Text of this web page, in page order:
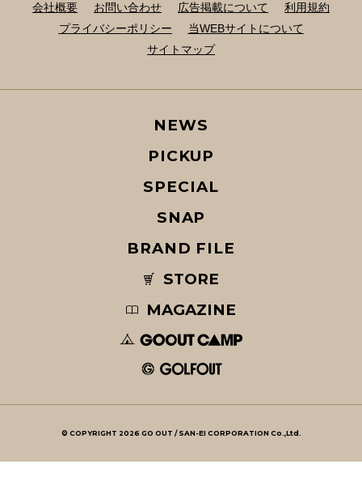
会社概要 お問い合わせ 広告掲載について
利用規約
プライバシーポリシー
当WEBサイトについて
サイトマップ
© COPYRIGHT 2026 GO OUT / SAN-EI CORPORATION Co.,Ltd.
NEWS
PICKUP
SPECIAL
SNAP
BRAND FILE
STORE
MAGAZINE